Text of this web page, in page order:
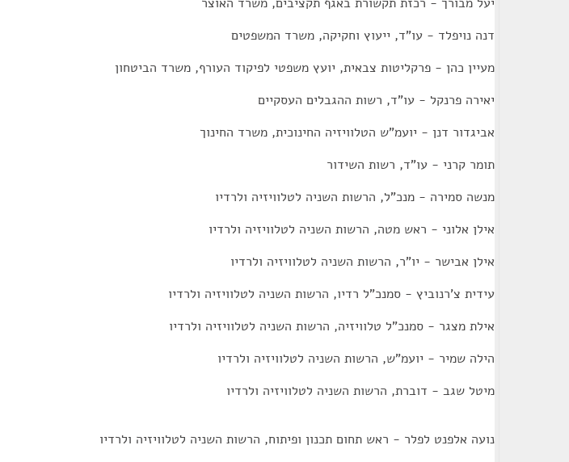
דנה נויפלד - עו"ד, ייעוץ וחקיקה, משרד המשפטים
מעיין כהן - פרקליטות צבאית, יועץ משפטי לפיקוד העורף, משרד הביטחון
יאירה פרנקל - עו"ד, רשות ההגבלים העסקיים
אביגדור דנן - יועמ"ש הטלוויזיה החינוכית, משרד החינוך
תומר קרני - עו"ד, רשות השידור
מנשה סמירה - מנכ"ל, הרשות השניה לטלוויזיה ולרדיו
אילן אלוני - ראש מטה, הרשות השניה לטלוויזיה ולרדיו
אילן אבישר - יו"ר, הרשות השניה לטלוויזיה ולרדיו
עידית צ'רנוביץ - סמנכ"ל רדיו, הרשות השניה לטלוויזיה ולרדיו
אילת מצגר - סמנכ"ל טלוויזיה, הרשות השניה לטלוויזיה ולרדיו
הילה שמיר - יועמ"ש, הרשות השניה לטלוויזיה ולרדיו
מיטל שגב - דוברת, הרשות השניה לטלוויזיה ולרדיו
נועה אלפנט לפלר - ראש תחום תכנון ופיתוח, הרשות השניה לטלוויזיה ולרדיו